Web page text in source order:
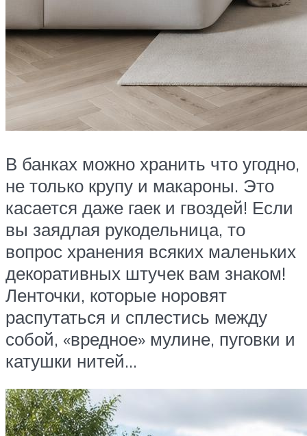
В банках можно хранить что угодно,
не только крупу и макароны. Это
касается даже гаек и гвоздей! Если
вы заядлая рукодельница, то
вопрос хранения всяких маленьких
декоративных штучек вам знаком!
Ленточки, которые норовят
распутаться и сплестись между
собой, «вредное» мулине, пуговки и
катушки нитей…